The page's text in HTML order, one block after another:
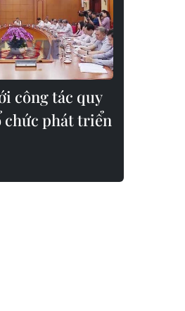
công tác quy
chức phát triển